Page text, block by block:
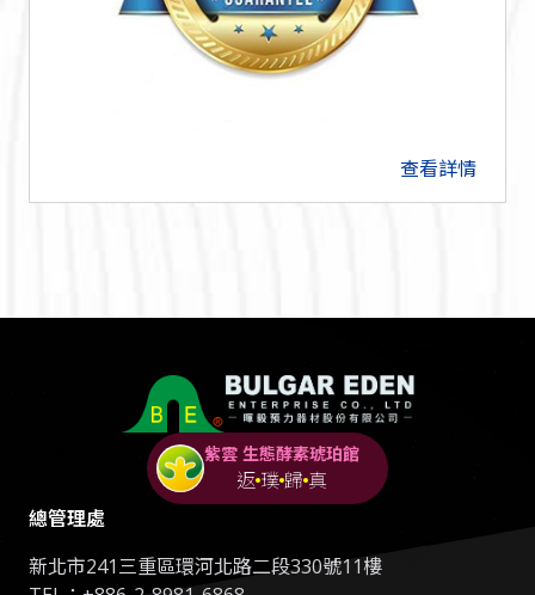
查看詳情
紫雲 生態酵素琥珀館
返 璞 歸 真
總管理處
新北市241三重區環河北路二段330號11樓